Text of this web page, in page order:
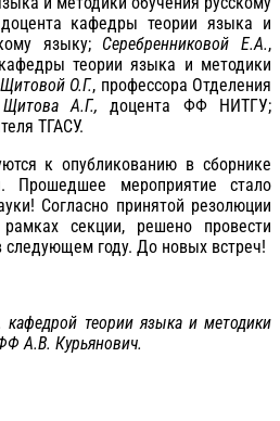
кафедры теории языка и
языку; Серебренниковой Е.А.,
теории языка и методики
Щитовой О.Г., профессора Отделения
Щитова А.Г., доцента ФФ НИТГУ;
ТГАСУ.
к опубликованию в сборнике
Прошедшее мероприятие стало
Согласно принятой резолюции
секции, решено провести
году. До новых встреч!
кафедрой теории языка и методики
А.В. Курьянович.